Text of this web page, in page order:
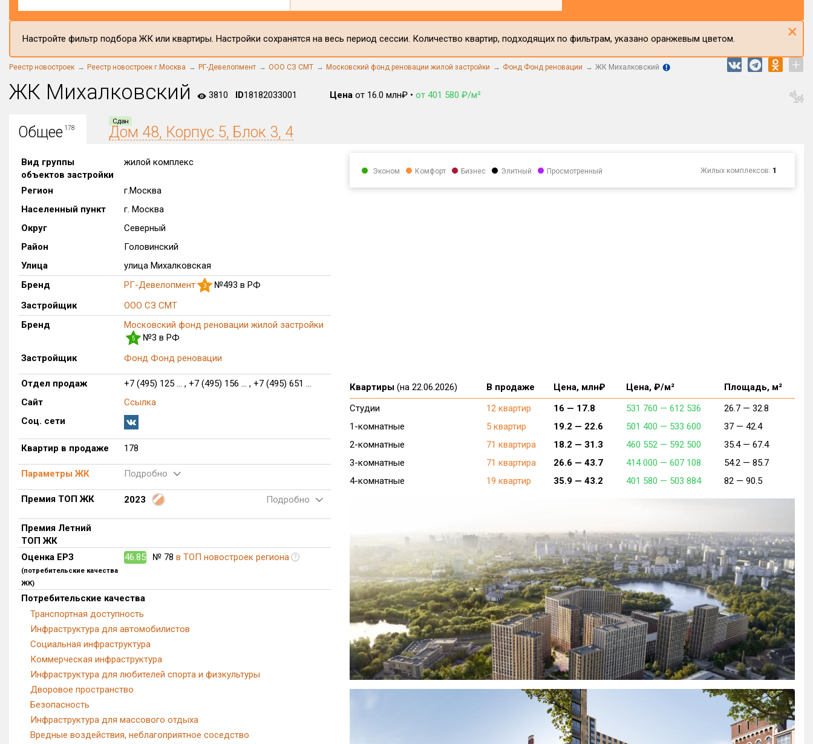
Настройте фильтр подбора ЖК или квартиры. Настройки сохранятся на весь период сессии. Количество квартир, подходящих по фильтрам, указано оранжевым цветом. ×
Реестр новостроек Реестр новостроек г.Москва РГ-Девелопмент ООО СЗ СМТ Московский фонд реновации жилой застройки Фонд Фонд реновации ЖК Михалковский +
ЖК Михалковский 3810 ID18182033001 Цена от 16.0 млн₽ • от 401 580 ₽/м²
Общее178
Сдан
Дом 48, Корпус 5, Блок 3, 4
Вид группы
объектов застройки
жилой комплекс
Регион
г.Москва
Населенный пункт
г. Москва
Округ
Северный
Район
Головинский
Улица
улица Михалковская
Бренд
РГ-Девелопмент 3
№493 в РФ
Застройщик
ООО СЗ СМТ
Бренд
Московский фонд реновации жилой застройки
5
№3 в РФ
Застройщик
Фонд Фонд реновации
Отдел продаж
+7 (495) 125 ... , +7 (495) 156 ... , +7 (495) 651 ...
Сайт
Ссылка
Соц. сети
Квартир в продаже 178
Параметры ЖК Подробно
Премия ТОП ЖК 2023 Подробно
Премия Летний
ТОП ЖК
Оценка ЕРЗ
(потребительские качества
ЖК)
46.85 № 78 в ТОП новостроек региона ?
Потребительские качества
Транспортная доступность
Инфраструктура для автомобилистов
Социальная инфраструктура
Коммерческая инфраструктура
Инфраструктура для любителей спорта и физкультуры
Дворовое пространство
Безопасность
Инфраструктура для массового отдыха
Вредные воздействия, неблагоприятное соседство
Эконом Комфорт Бизнес Элитный Просмотренный Жилых комплексов: 1
Квартиры (на 22.06.2026) В продаже Цена, млн₽ Цена, ₽/м²
Площадь, м²
Студии
12 квартир 16 — 17.8 531 760 — 612 536 26.7 — 32.8
1-комнатные
5 квартир 19.2 — 22.6 501 400 — 533 600 37 — 42.4
2-комнатные
71 квартира 18.2 — 31.3 460 552 — 592 500 35.4 — 67.4
3-комнатные
71 квартира 26.6 — 43.7 414 000 — 607 108 54.2 — 85.7
4-комнатные
19 квартир 35.9 — 43.2 401 580 — 503 884 82 — 90.5